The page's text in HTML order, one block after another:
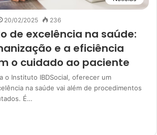
20/02/2025 236
de excelência na saúde:
e a eficiência
o cuidado ao paciente
o Instituto IBDSocial, oferecer um
na saúde vai além de procedimentos
É…